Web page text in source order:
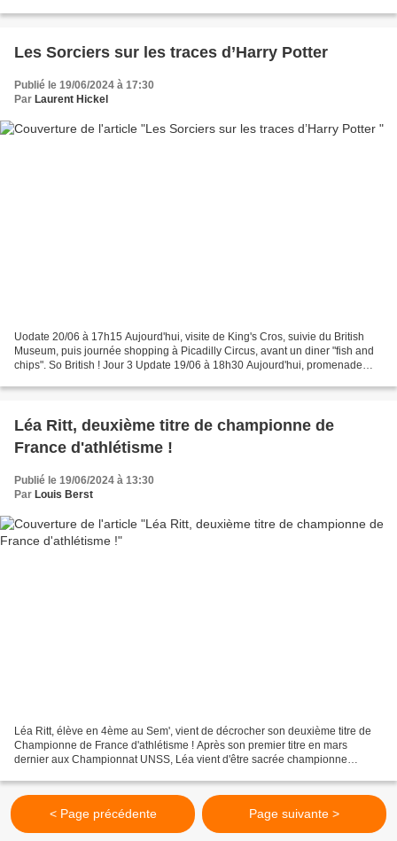
Les Sorciers sur les traces d’Harry Potter
Publié le 19/06/2024 à 17:30
Par Laurent Hickel
Uodate 20/06 à 17h15 Aujourd'hui, visite de King's Cros, suivie du British
Museum, puis journée shopping à Picadilly Circus, avant un diner "fish and
chips". So British ! Jour 3 Update 19/06 à 18h30 Aujourd'hui, promenade
Léa Ritt, deuxième titre de championne de
France d'athlétisme !
Publié le 19/06/2024 à 13:30
Par Louis Berst
Léa Ritt, élève en 4ème au Sem', vient de décrocher son deuxième titre de
Championne de France d'athlétisme ! Après son premier titre en mars
dernier aux Championnat UNSS, Léa vient d'être sacrée championne
< Page précédente Page suivante >